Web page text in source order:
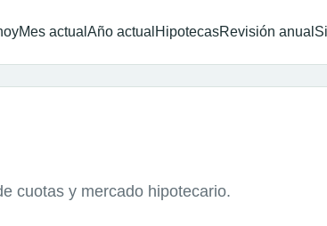
Mes actual Año actual HipotecasRevisión anual
cuotas y mercado hipotecario.